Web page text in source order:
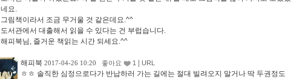
네요.
그림책이라서 조금 무거울 것 같은데요.^^
도서관에서 대출해서 읽을 수 있다는 건 부럽습니다.
해피북님, 즐거운 책읽는 시간 되세요.^^
해피북 2017-04-26 10:20 좋아요 1 URL
ㅎㅎ 솔직한 심정으로다가 반납하러 가는 길에는 절대 빌려오지 말거나 딱 두권정도